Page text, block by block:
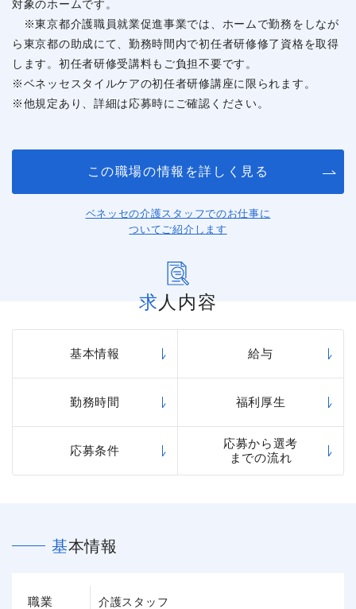
対象のホームです。
※東京都介護職員就業促進事業では、ホームで勤務をしなが
ら東京都の助成にて、勤務時間内で初任者研修修了資格を取得
します。初任者研修受講料もご負担不要です。
※ベネッセスタイルケアの初任者研修講座に限られます。
※他規定あり、詳細は応募時にご確認ください。
この職場の情報を詳しく見る
ベネッセの介護スタッフでのお仕事に
ついてご紹介します
求人内容
基本情報 給与
勤務時間 福利厚生
応募条件
応募から選考
までの流れ
基本情報
職業
介護スタッフ